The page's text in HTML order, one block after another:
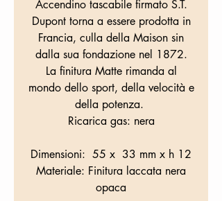
Accendino tascabile firmato S.T.
Dupont torna a essere prodotta in
Francia, culla della Maison sin
dalla sua fondazione nel 1872.
La finitura Matte rimanda al
mondo dello sport, della velocità e
della potenza.
Ricarica gas: nera
Dimensioni: 55 x 33 mm x h 12
Materiale: Finitura laccata nera
opaca